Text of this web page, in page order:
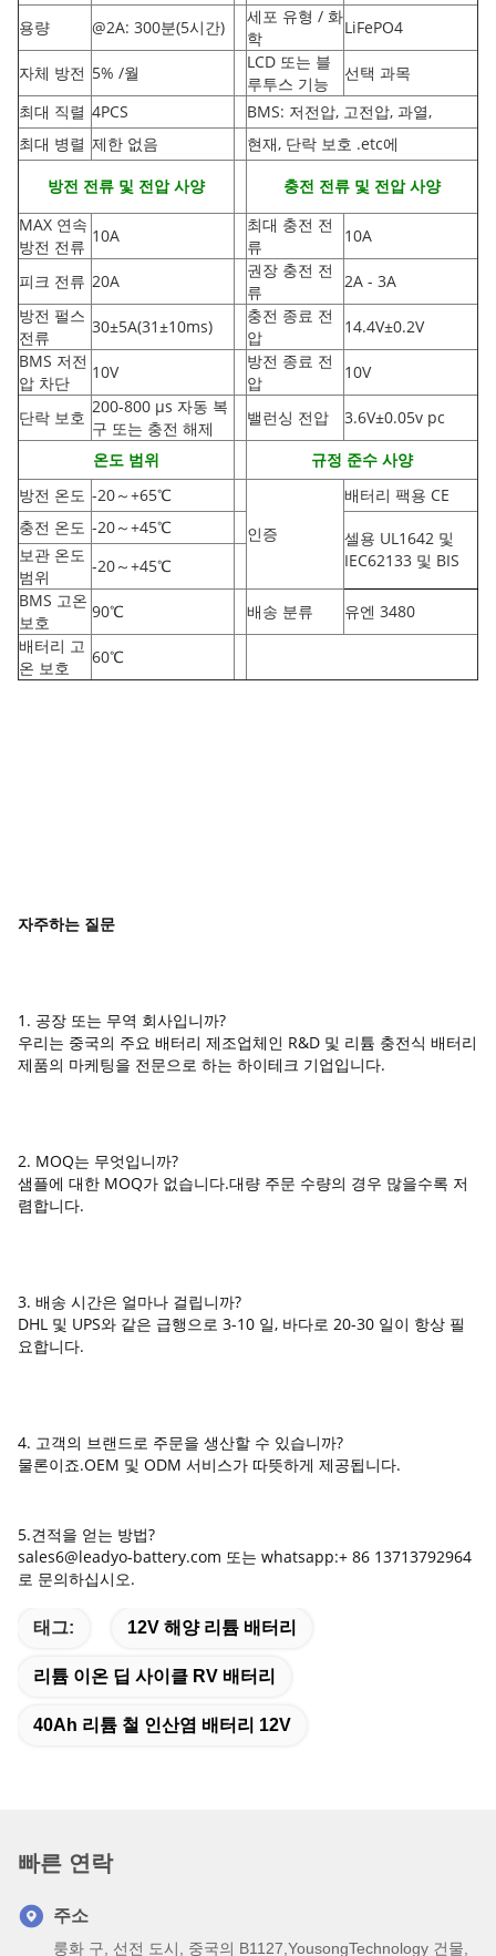
용량
@2A: 300분(5시간)
세포 유형 / 화
학
LiFePO4
자체 방전 5% /월
LCD 또는 블
루투스 기능
선택 과목
최대 직렬 4PCS
BMS: 저전압, 고전압, 과열,
최대 병렬 제한 없음
현재, 단락 보호 .etc에
방전 전류 및 전압 사양
충전 전류 및 전압 사양
MAX 연속
방전 전류
10A
최대 충전 전
류
10A
피크 전류 20A
권장 충전 전
류
2A - 3A
방전 펄스
전류
30±5A(31±10ms)
충전 종료 전
압
14.4V±0.2V
BMS 저전
압 차단
10V
방전 종료 전
압
10V
단락 보호
200-800 µs 자동 복
구 또는 충전 해제
밸런싱 전압
3.6V±0.05v pc
온도 범위
규정 준수 사양
방전 온도 -20～+65℃
인증
배터리 팩용 CE
충전 온도 -20～+45℃
셀용 UL1642 및
IEC62133 및 BIS
보관 온도
범위
-20～+45℃
BMS 고온
보호
90℃ 배송 분류
유엔 3480
배터리 고
온 보호
60℃
자주하는 질문
1. 공장 또는 무역 회사입니까?
우리는 중국의 주요 배터리 제조업체인 R&D 및 리튬 충전식 배터리
제품의 마케팅을 전문으로 하는 하이테크 기업입니다.
2. MOQ는 무엇입니까?
샘플에 대한 MOQ가 없습니다.대량 주문 수량의 경우 많을수록 저
렴합니다.
3. 배송 시간은 얼마나 걸립니까?
DHL 및 UPS와 같은 급행으로 3-10 일, 바다로 20-30 일이 항상 필
요합니다.
4. 고객의 브랜드로 주문을 생산할 수 있습니까?
물론이죠.OEM 및 ODM 서비스가 따뜻하게 제공됩니다.
5.견적을 얻는 방법?
sales6@leadyo-battery.com 또는 whatsapp:+ 86 13713792964
로 문의하십시오.
태그: 12V 해양 리튬 배터리
리튬 이온 딥 사이클 RV 배터리
40Ah 리튬 철 인산염 배터리 12V
빠른 연락
주소
룽화 구, 선전 도시, 중국의 B1127,YousongTechnology 건물,